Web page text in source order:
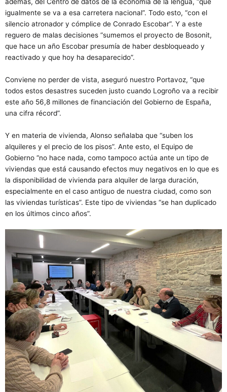
igualmente se va a esa carretera nacional”. Todo esto, “con el
silencio atronador y cómplice de Conrado Escobar”. Y a este
reguero de malas decisiones “sumemos el proyecto de Bosonit,
que hace un año Escobar presumía de haber desbloqueado y
reactivado y que hoy ha desaparecido”.
Conviene no perder de vista, aseguró nuestro Portavoz, “que
todos estos desastres suceden justo cuando Logroño va a recibir
este año 56,8 millones de financiación del Gobierno de España,
una cifra récord”.
Y en materia de vivienda, Alonso señalaba que “suben los
alquileres y el precio de los pisos”. Ante esto, el Equipo de
Gobierno “no hace nada, como tampoco actúa ante un tipo de
viviendas que está causando efectos muy negativos en lo que es
la disponibilidad de vivienda para alquiler de larga duración,
especialmente en el caso antiguo de nuestra ciudad, como son
las viviendas turísticas”. Este tipo de viviendas “se han duplicado
en los últimos cinco años”.